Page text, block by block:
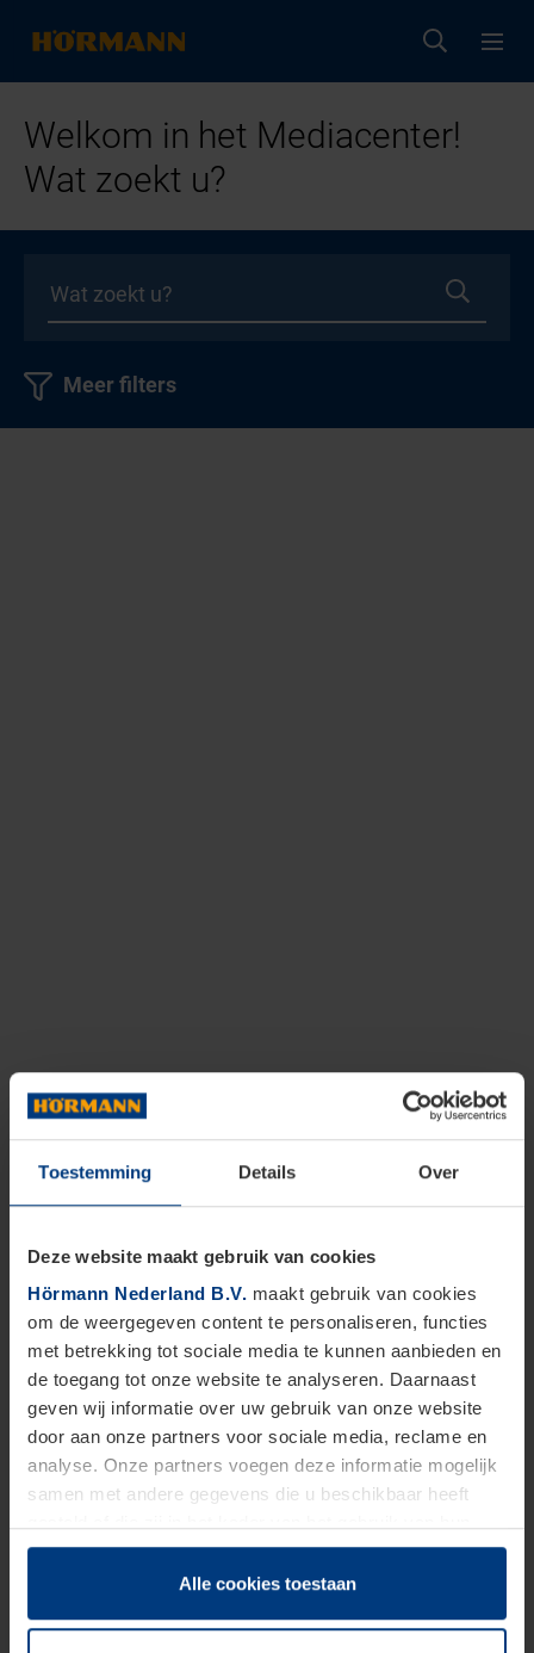
Toestemming Details Over
Deze website maakt gebruik van cookies
Hörmann Nederland B.V. maakt gebruik van cookies
om de weergegeven content te personaliseren, functies
met betrekking tot sociale media te kunnen aanbieden en
de toegang tot onze website te analyseren. Daarnaast
geven wij informatie over uw gebruik van onze website
door aan onze partners voor sociale media, reclame en
analyse. Onze partners voegen deze informatie mogelijk
samen met andere gegevens die u beschikbaar heeft
dienstverlening hebben verzameld.
Juridisch zijn wij gerechtigd om cookies op uw computer
onze pagina's absoluut noodzakelijk is. Voor alle andere
Alle cookies toestaan
Welkom in het Mediacenter!
Wat zoekt u?
Meer filters